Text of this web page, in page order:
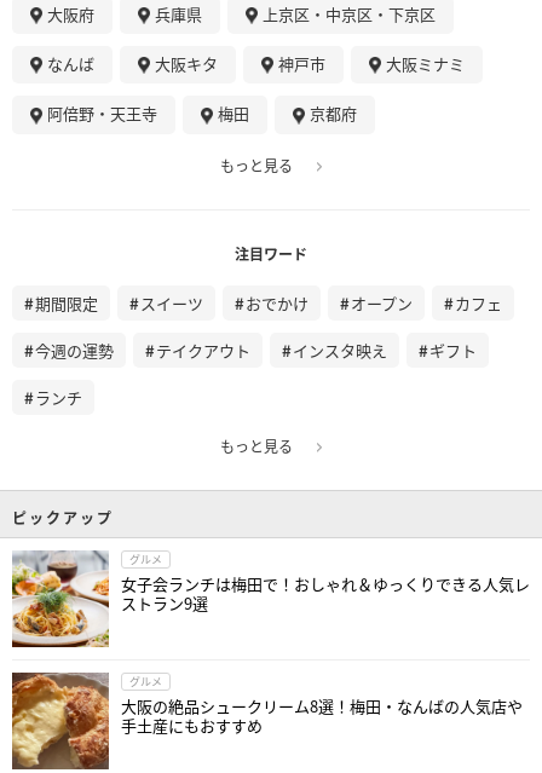
大阪府 兵庫県 上京区・中京区・下京区
なんば 大阪キタ 神戸市 大阪ミナミ
阿倍野・天王寺 梅田 京都府
もっと見る
注目ワード
期間限定 スイーツ おでかけ オープン カフェ
今週の運勢 テイクアウト インスタ映え ギフト
ランチ
もっと見る
ピックアップ
グルメ
女子会ランチは梅田で！おしゃれ＆ゆっくりできる人気レ
ストラン9選
グルメ
大阪の絶品シュークリーム8選！梅田・なんばの人気店や
手土産にもおすすめ